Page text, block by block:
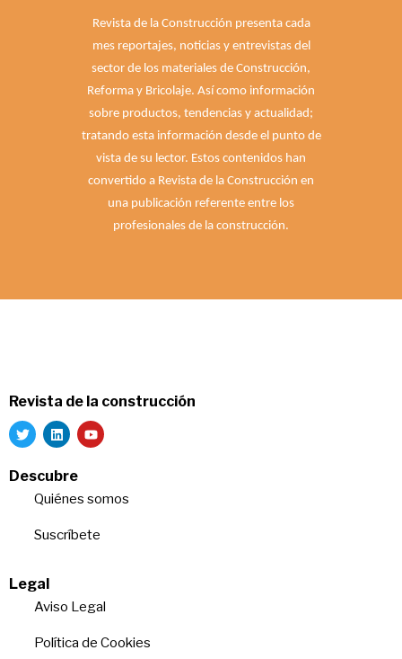
Revista de la Construcción presenta cada
mes reportajes, noticias y entrevistas del
sector de los materiales de Construcción,
Reforma y Bricolaje. Así como información
sobre productos, tendencias y actualidad;
tratando esta información desde el punto de
vista de su lector. Estos contenidos han
convertido a Revista de la Construcción en
una publicación referente entre los
profesionales de la construcción.
Revista de la construcción
Descubre
Quiénes somos
Suscríbete
Legal
Aviso Legal
Política de Cookies